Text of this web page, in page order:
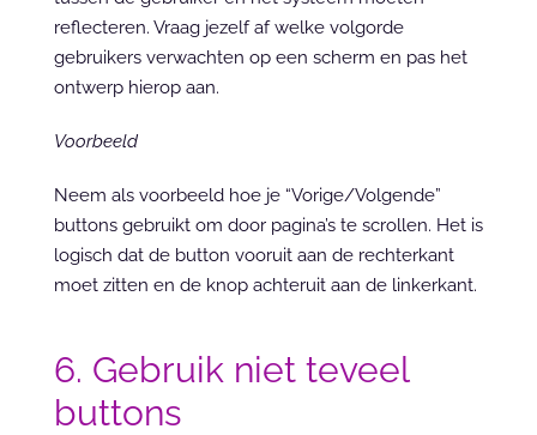
reflecteren. Vraag jezelf af welke volgorde
gebruikers verwachten op een scherm en pas het
ontwerp hierop aan.
Voorbeeld
Neem als voorbeeld hoe je “Vorige/Volgende”
buttons gebruikt om door pagina’s te scrollen. Het is
logisch dat de button vooruit aan de rechterkant
moet zitten en de knop achteruit aan de linkerkant.
6. Gebruik niet teveel
buttons